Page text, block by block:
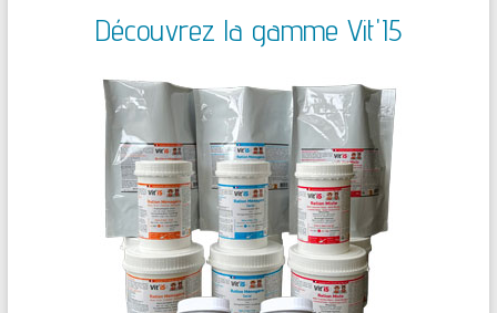
Découvrez la gamme Vit'I5